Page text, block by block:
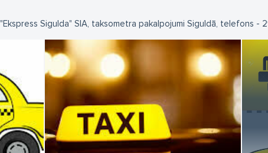
"Ekspress Sigulda" SIA, taksometra pakalpojumi Siguldā, telefons -